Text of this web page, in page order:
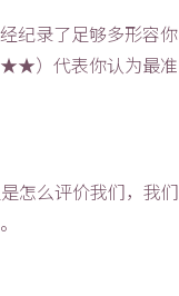
纪录了足够多形容你
）代表你认为最准
怎么评价我们，我们